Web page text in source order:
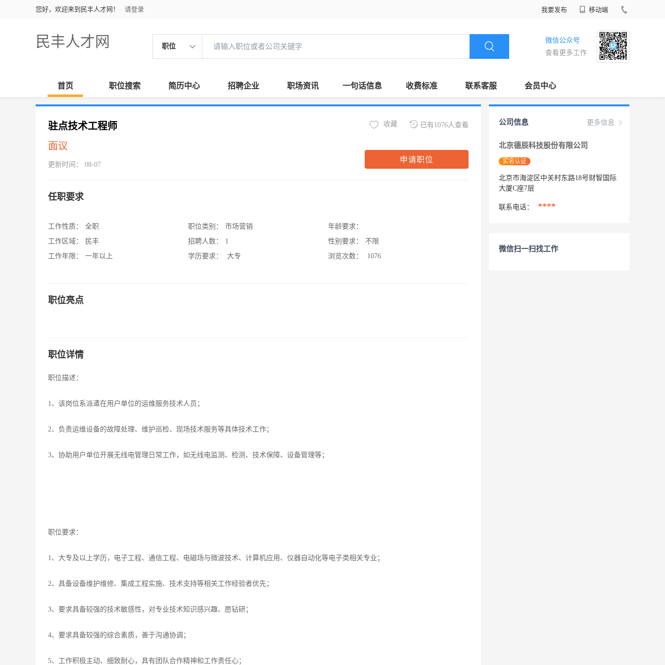
您好，欢迎来到民丰人才网！ 请登录 我要发布 移动端
民丰人才网 职位
微信公众号
查看更多工作
首页 职位搜索 简历中心 招聘企业 职场资讯 一句话信息 收费标准 联系客服 会员中心
驻点技术工程师
面议
更新时间： 08-07
已有1076人查看
收藏
申请职位
任职要求
工作性质：
全职
工作区域：
民丰
工作年限：
一年以上
职位类别：
市场营销
招聘人数：
1
学历要求：
大专
年龄要求：
性别要求：
不限
浏览次数：
1076
职位亮点
职位详情
职位描述：
1、该岗位系派遣在用户单位的运维服务技术人员；
2、负责运维设备的故障处理、维护巡检、现场技术服务等具体技术工作；
3、协助用户单位开展无线电管理日常工作，如无线电监测、检测、技术保障、设备管理等；
职位要求：
1、大专及以上学历，电子工程、通信工程、电磁场与微波技术、计算机应用、仪器自动化等电子类相关专业；
2、具备设备维护维修、集成工程实施、技术支持等相关工作经验者优先；
3、要求具备较强的技术敏感性，对专业技术知识感兴趣、愿钻研；
4、要求具备较强的综合素质，善于沟通协调；
5、工作积极主动、细致耐心，具有团队合作精神和工作责任心；
更多信息
公司信息
北京德辰科技股份有限公司
实名认证
北京市海淀区中关村东路18号财智国际
大厦C座7层
联系电话： ****
微信扫一扫找工作